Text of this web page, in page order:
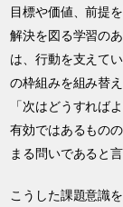
目標や価値、前提
解決を図る学習の
は、行動を支えて
の枠組みを組み替
「次はどうすれば
有効ではあるもの
まる問いであると言
こうした課題意識